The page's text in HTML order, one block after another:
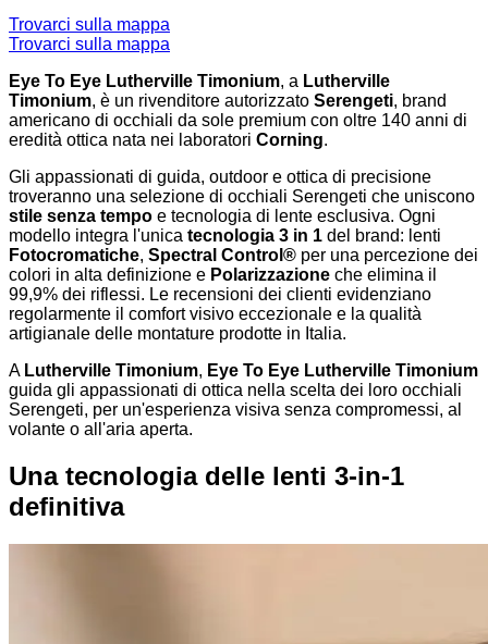
Trovarci sulla mappa
Trovarci sulla mappa
Eye To Eye Lutherville Timonium, a Lutherville
Timonium, è un rivenditore autorizzato Serengeti, brand
americano di occhiali da sole premium con oltre 140 anni di
eredità ottica nata nei laboratori Corning.
Gli appassionati di guida, outdoor e ottica di precisione
troveranno una selezione di occhiali Serengeti che uniscono
stile senza tempo e tecnologia di lente esclusiva. Ogni
modello integra l'unica tecnologia 3 in 1 del brand: lenti
Fotocromatiche, Spectral Control® per una percezione dei
colori in alta definizione e Polarizzazione che elimina il
99,9% dei riflessi. Le recensioni dei clienti evidenziano
regolarmente il comfort visivo eccezionale e la qualità
artigianale delle montature prodotte in Italia.
A Lutherville Timonium, Eye To Eye Lutherville Timonium
guida gli appassionati di ottica nella scelta dei loro occhiali
Serengeti, per un'esperienza visiva senza compromessi, al
volante o all'aria aperta.
Una tecnologia delle lenti 3-in-1
definitiva